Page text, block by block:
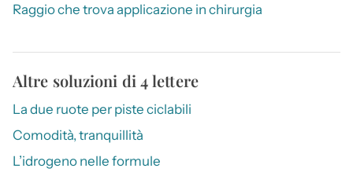
Raggio che trova applicazione in chirurgia
Altre soluzioni di 4 lettere
La due ruote per piste ciclabili
Comodità, tranquillità
L’idrogeno nelle formule